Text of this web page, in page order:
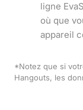
ligne
où que
appareil
*Notez que si
Hangouts, les